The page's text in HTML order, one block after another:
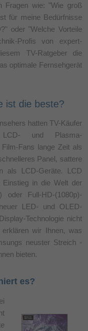
Fragen wie: "Wie groß
für meine Bedürfnisse
oder "Welche Vorteile
Profis von expert-
TV-Ratgeber die
optimale Fernsehgerät
ist die beste?
hatten TV-Käufer
und Plasma-
Fans lange Zeit als
Panel, sattere
als LCD-Geräte. LCD
Einstieg in die Welt der
Full-HD-(1080p)-
LED- und OLED-
Technologie nicht
wir Ihnen, was
neuster Streich -
bieten.
es?